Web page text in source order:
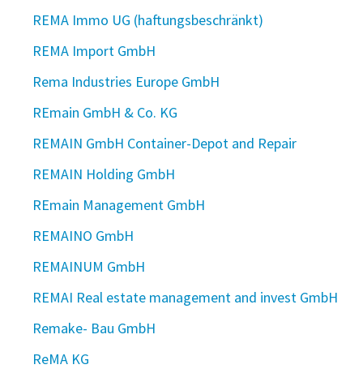
REMA Immo UG (haftungsbeschränkt)
REMA Import GmbH
Rema Industries Europe GmbH
REmain GmbH & Co. KG
REMAIN GmbH Container-Depot and Repair
REMAIN Holding GmbH
REmain Management GmbH
REMAINO GmbH
REMAINUM GmbH
REMAI Real estate management and invest GmbH
Remake- Bau GmbH
ReMA KG